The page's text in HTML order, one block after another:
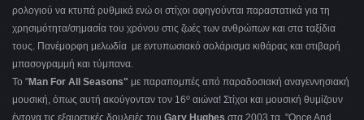
ρολογιού να κτυπά ρυθμικά ενώ οι στίχοι αφηγούνται παραστατικά για τη
χρησιμότητα/σημασία του χρόνου στις ζωές των ανθρώπων και στα ταξίδια
τους. Πανέμορφη μελωδία με εντυπωσιακό σολάρισμα κιθάρας και στιβαρή
μπασογραμμή και τύμπανα.
Το "Man For All Seasons" με παραπομπές από παραδοσιακή αναγεννησιακή
μουσική, όπως αυτή ακούγονταν τον 16ο αιώνα! Στίχοι και μουσική θυμίζουν